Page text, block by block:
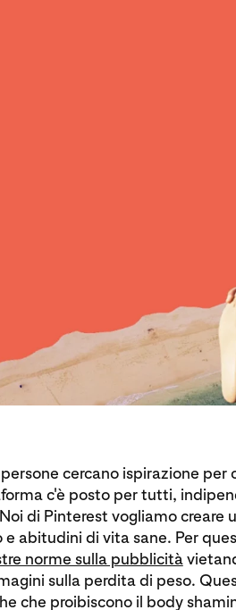
cercano ispirazione per
c'è posto per tutti,
di Pinterest vogliamo creare
e abitudini di vita sane. Per
norme sulla pubblicità
sulla perdita di peso.
che proibiscono il body